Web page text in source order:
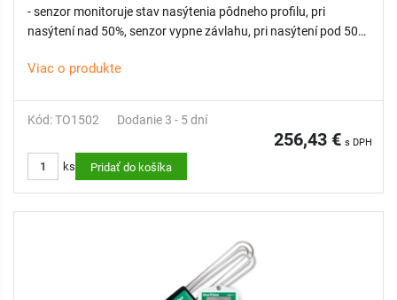
- senzor monitoruje stav nasýtenia pôdneho profilu, pri
nasýtení nad 50%, senzor vypne závlahu, pri nasýtení pod 50%,
- senzor automaticky zistí typ pôdy a podľa toho upraví
- senzor monitoruje aj teplotu pôdy, pri nízkych teplotách 2-7
- maximálna vzdialenosť medzi senzorom a prijímačom je 152
senzora dokončenie zavlažovania ostatných zón, keď je
riadiaca jednotka uprostred zavlažovacieho cyklu
Viac o produkte
Kód: TO1502 Dodanie 3 - 5 dní
256,43 € s DPH
ks Pridať do košíka